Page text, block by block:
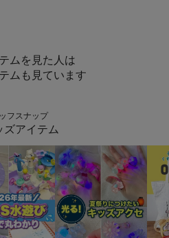
ムを見た人は
ムも見ています
フスナップ
ズアイテム